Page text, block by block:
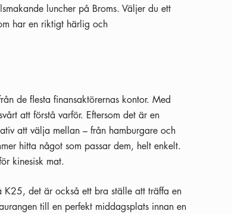
luncher på Broms. Väljer du ett
har en riktigt härlig och
de flesta finansaktörernas kontor. Med
att förstå varför. Eftersom det är en
att välja mellan – från hamburgare och
hitta något som passar dem, helt enkelt.
kinesisk mat.
det är också ett bra ställe att träffa en
till en perfekt middagsplats innan en